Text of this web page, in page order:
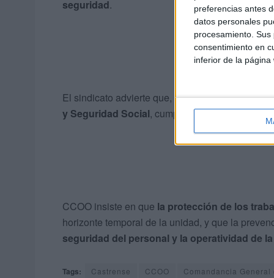
preferencias antes
datos personales
procesamiento.
consentimiento en
inferior de la página
seguridad.
El sindicato advierte que, de no producirse
y Seguridad Social, cumpliendo con su
CCOO insiste en que la protección de los
horizonte temporal de la unidad, y que la
seguridad del personal y la operatividad de la
Tags: Castrense CCOO Comandancia General